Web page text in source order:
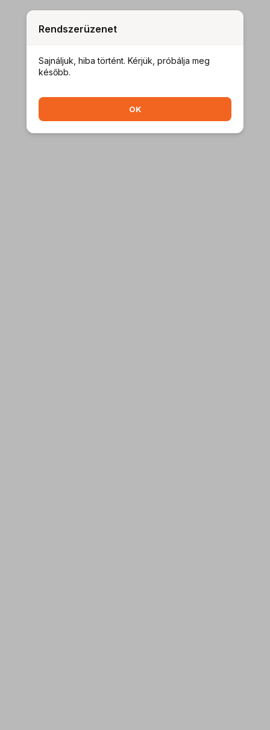
Rendszerüzenet
Sajnáljuk, hiba történt. Kérjük, próbálja meg
később.
OK